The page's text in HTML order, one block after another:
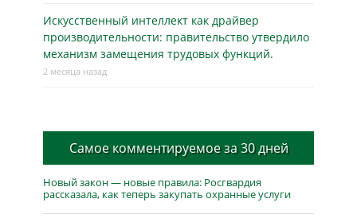
Искусственный интеллект как драйвер
производительности: правительство утвердило
механизм замещения трудовых функций.
2 месяца назад
Самое комментируемое за 30 дней
Новый закон — новые правила: Росгвардия
рассказала, как теперь закупать охранные услуги